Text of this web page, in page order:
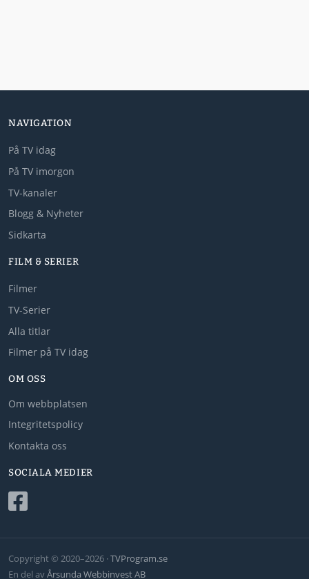
NAVIGATION
På TV idag
På TV imorgon
TV-kanaler
Blogg & Nyheter
Sidkarta
FILM & SERIER
Filmer
TV-Serier
Alla titlar
Filmer på TV idag
OM OSS
Om webbplatsen
Integritetspolicy
Kontakta oss
SOCIALA MEDIER
Copyright © 2020–2026 ·TVProgram.se
En del avÅrsunda Webbinvest AB